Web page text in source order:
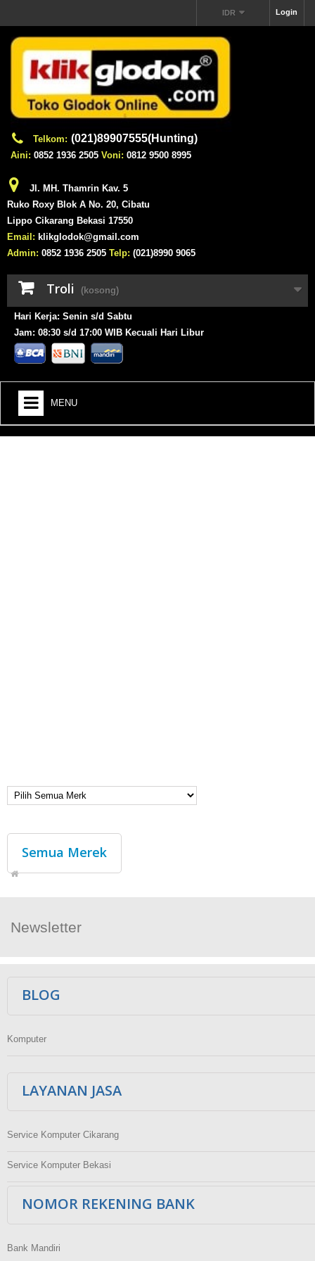
Login
IDR
Telkom: (021)89907555(Hunting)
Aini: 0852 1936 2505 Voni: 0812 9500 8995
Jl. MH. Thamrin Kav. 5
Ruko Roxy Blok A No. 20, Cibatu
Lippo Cikarang Bekasi 17550
Email: klikglodok@gmail.com
Admin: 0852 1936 2505 Telp: (021)8990 9065
Troli (kosong)
Hari Kerja: Senin s/d Sabtu
Jam: 08:30 s/d 17:00 WIB Kecuali Hari Libur
MENU
Semua Merek
Newsletter
BLOG
Komputer
LAYANAN JASA
Service Komputer Cikarang
Service Komputer Bekasi
NOMOR REKENING BANK
Bank Mandiri